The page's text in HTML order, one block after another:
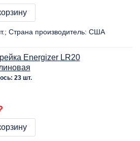
Страна производитель: США
Energizer LR20
23 шт.